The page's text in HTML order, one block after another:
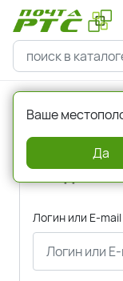
Главная
Вход
Логин или E-mail
Ваше
Да